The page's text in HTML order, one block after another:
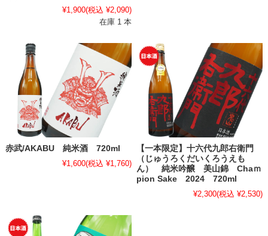
¥1,900(税込 ¥2,090)
在庫 1 本
赤武/AKABU 純米酒 720ml
¥1,600(税込 ¥1,760)
【一本限定】十六代九郎右衛門
（じゅうろくだいくろうえも
ん） 純米吟醸 美山錦 Chaｍ
pion Sake 2024 720ml
¥2,300(税込 ¥2,530)